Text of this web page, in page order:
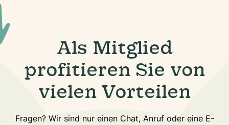
Als Mitglied
profitieren Sie von
vielen Vorteilen
Fragen? Wir sind nur einen Chat, Anruf oder eine E-